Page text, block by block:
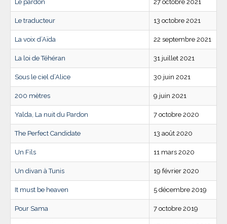
Le pardon 27 octobre 2021
Le traducteur 13 octobre 2021
La voix d’Aïda 22 septembre 2021
La loi de Téhéran 31 juillet 2021
Sous le ciel d’Alice 30 juin 2021
200 mètres 9 juin 2021
Yalda, La nuit du Pardon 7 octobre 2020
The Perfect Candidate 13 août 2020
Un Fils 11 mars 2020
Un divan à Tunis 19 février 2020
It must be heaven 5 décembre 2019
Pour Sama 7 octobre 2019